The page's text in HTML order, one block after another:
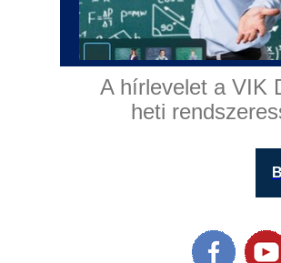
A hírlevelet a VIK
heti